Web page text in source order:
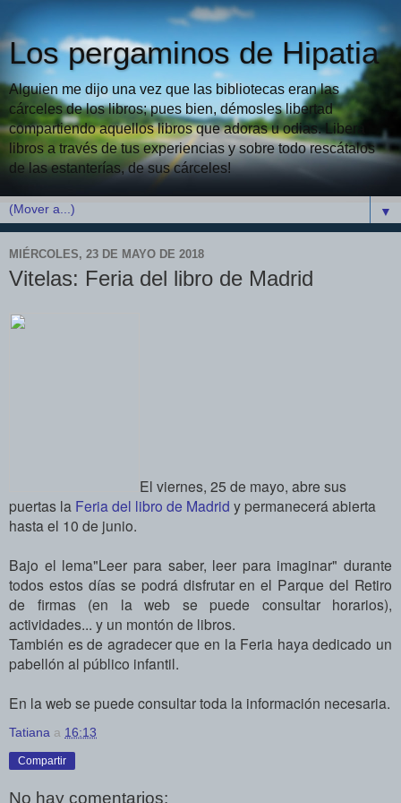
Los pergaminos de Hipatia
Alguien me dijo una vez que las bibliotecas eran las
cárceles de los libros; pues bien, démosles libertad
compartiendo aquellos libros que adoras u odias. Libera
libros a través de tus experiencias y sobre todo rescátalos
de las estanterías, de sus cárceles!
▼
MIÉRCOLES, 23 DE MAYO DE 2018
Vitelas: Feria del libro de Madrid
El viernes, 25 de mayo, abre sus
puertas la Feria del libro de Madrid y permanecerá abierta
hasta el 10 de junio.
Bajo el lema"Leer para saber, leer para imaginar" durante
todos estos días se podrá disfrutar en el Parque del Retiro
de firmas (en la web se puede consultar horarios),
actividades... y un montón de libros.
También es de agradecer que en la Feria haya dedicado un
pabellón al público infantil.
En la web se puede consultar toda la información necesaria.
Tatiana a 16:13
Compartir
No hay comentarios: